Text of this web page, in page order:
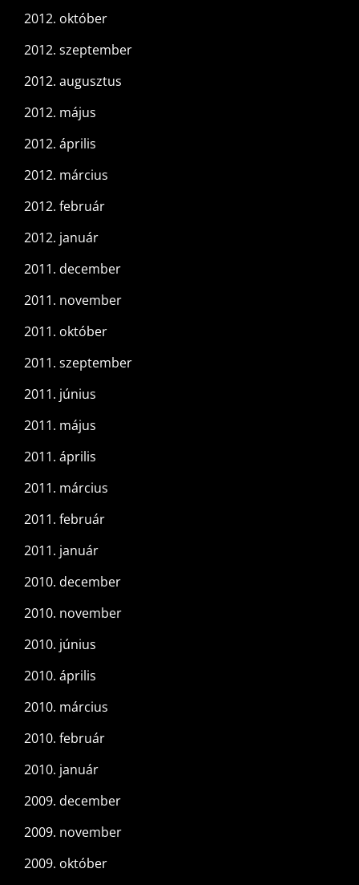
2012. október
2012. szeptember
2012. augusztus
2012. május
2012. április
2012. március
2012. február
2012. január
2011. december
2011. november
2011. október
2011. szeptember
2011. június
2011. május
2011. április
2011. március
2011. február
2011. január
2010. december
2010. november
2010. június
2010. április
2010. március
2010. február
2010. január
2009. december
2009. november
2009. október